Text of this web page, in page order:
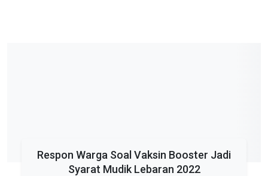
Respon Warga Soal Vaksin Booster Jadi
Syarat Mudik Lebaran 2022